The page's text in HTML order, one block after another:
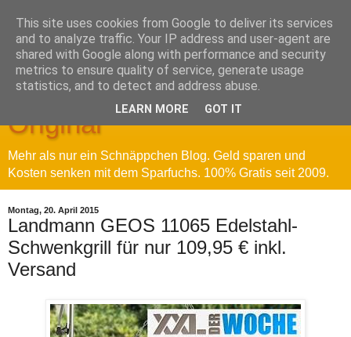
Sparfuchs' Blog - Das
Original
Mehr als nur ein Schnäppchen Blog. Geld sparen und
Kosten senken mit dem Sparfuchs. 100% Gratis seit 2009.
Montag, 20. April 2015
Landmann GEOS 11065 Edelstahl-
Schwenkgrill für nur 109,95 € inkl.
Versand
This site uses cookies from Google to deliver its services
and to analyze traffic. Your IP address and user-agent are
shared with Google along with performance and security
metrics to ensure quality of service, generate usage
statistics, and to detect and address abuse.
LEARN MORE GOT IT